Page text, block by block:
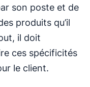
son poste et de
produits qu’il
il doit
ces spécificités
le client.